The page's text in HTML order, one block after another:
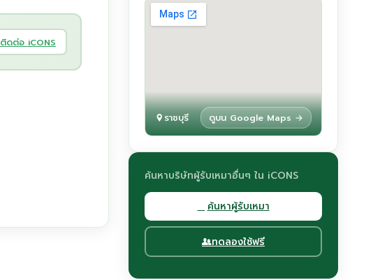
ติดต่อ iCONS
ราชบุรี ดูบน Google Maps →
ค้นหาบริษัทผู้รับเหมาอื่นๆ ใน iCONS
ค้นหาผู้รับเหมา
ทดลองใช้ฟรี